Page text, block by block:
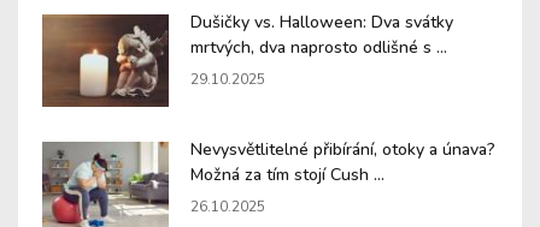
Dušičky vs. Halloween: Dva svátky
mrtvých, dva naprosto odlišné s ...
29.10.2025
Nevysvětlitelné přibírání, otoky a únava?
Možná za tím stojí Cush ...
26.10.2025